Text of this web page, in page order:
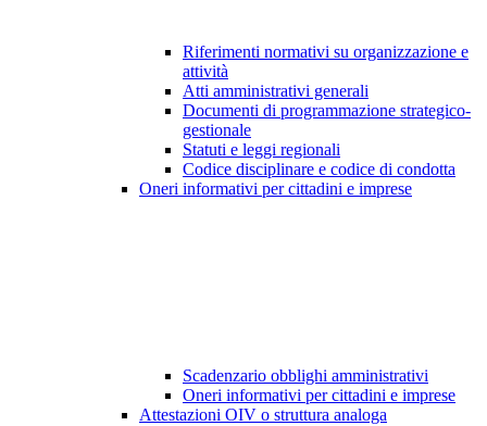
Riferimenti normativi su organizzazione e
attività
Atti amministrativi generali
Documenti di programmazione strategico-
gestionale
Statuti e leggi regionali
Codice disciplinare e codice di condotta
Oneri informativi per cittadini e imprese
Scadenzario obblighi amministrativi
Oneri informativi per cittadini e imprese
Attestazioni OIV o struttura analoga